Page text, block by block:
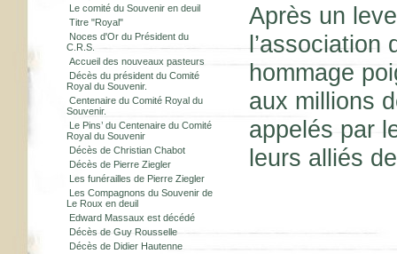
Le comité du Souvenir en deuil
Titre "Royal"
Noces d'Or du Président du
C.R.S.
Accueil des nouveaux pasteurs
Décès du président du Comité
Royal du Souvenir.
Centenaire du Comité Royal du
Souvenir.
Le Pins’ du Centenaire du Comité
Royal du Souvenir
Décès de Christian Chabot
Décès de Pierre Ziegler
Les funérailles de Pierre Ziegler
Les Compagnons du Souvenir de
Le Roux en deuil
Edward Massaux est décédé
Décès de Guy Rousselle
Décès de Didier Hautenne
Après un
l’association
hommage
aux millions
appelés par
leurs alliés